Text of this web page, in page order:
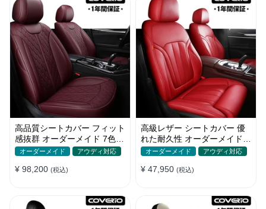
高品質シートカバー フィット
感抜群 オーダーメイド 7色レ
ザー 防水 軽/普自動車 SUV
オーダーメイド アウディ対応
¥ 98,200 (税込)
高級レザー シートカバー 優
れた耐久性 オーダーメイド
フィット感 防汚防水 おしゃ
オーダーメイド アウディ対応
¥ 47,950 (税込)